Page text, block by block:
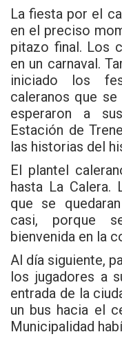
La fiesta por el
en el preciso
pitazo final. Los
en un carnaval.
iniciado los
caleranos que se
esperaron a
Estación de
las historias del
El plantel
hasta La Calera.
que se
casi, porque
bienvenida en la
Al día siguiente,
los jugadores a
entrada de la
un bus hacia el
Municipalidad